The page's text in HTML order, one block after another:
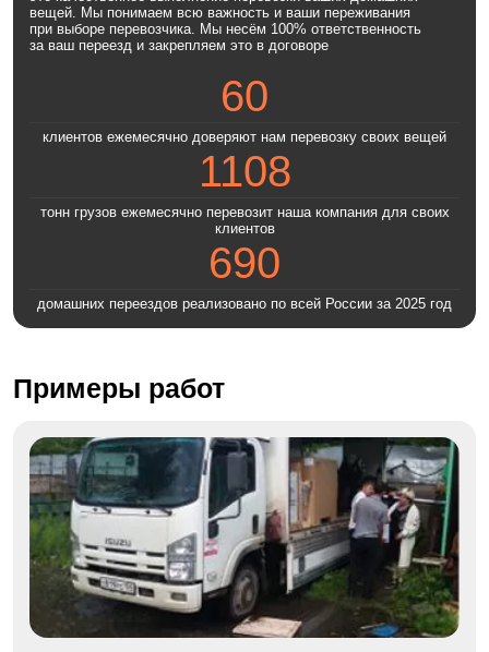
вещей. Мы понимаем всю важность и ваши переживания
при выборе перевозчика. Мы несём 100% ответственность
за ваш переезд и закрепляем это в договоре
60
клиентов ежемесячно доверяют нам перевозку своих вещей
1108
тонн грузов ежемесячно перевозит наша компания для своих
клиентов
690
домашних переездов реализовано по всей России за 2025 год
Примеры работ